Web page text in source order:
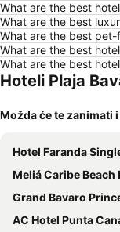
What are the best
What are the best
What are the best pet-
What are the best
What are the best
Hoteli Plaja
Možda će te zanimati
Hotel Faranda Single 1 Punta
Meliá Caribe Beach
Grand Bavaro Princess -
AC Hotel Punta